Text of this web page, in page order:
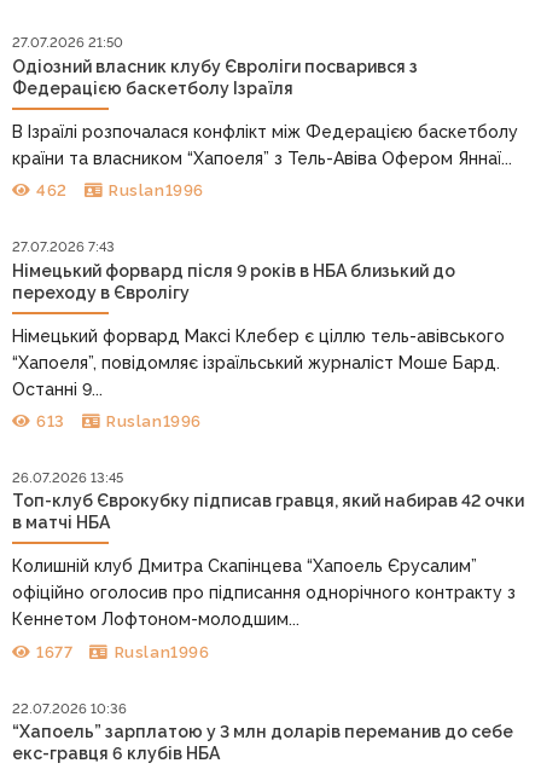
27.07.2026 21:50
Одіозний власник клубу Євроліги посварився з
Федерацією баскетболу Ізраїля
В Ізраїлі розпочалася конфлікт між Федерацією баскетболу
країни та власником “Хапоеля” з Тель-Авіва Офером Яннаї...
462 Ruslan1996
27.07.2026 7:43
Німецький форвард після 9 років в НБА близький до
переходу в Євролігу
Німецький форвард Максі Клебер є ціллю тель-авівського
“Хапоеля”, повідомляє ізраїльський журналіст Моше Бард.
Останні 9...
613 Ruslan1996
26.07.2026 13:45
Топ-клуб Єврокубку підписав гравця, який набирав 42 очки
в матчі НБА
Колишній клуб Дмитра Скапінцева “Хапоель Єрусалим”
офіційно оголосив про підписання однорічного контракту з
Кеннетом Лофтоном-молодшим...
1677 Ruslan1996
22.07.2026 10:36
“Хапоель” зарплатою у 3 млн доларів переманив до себе
екс-гравця 6 клубів НБА